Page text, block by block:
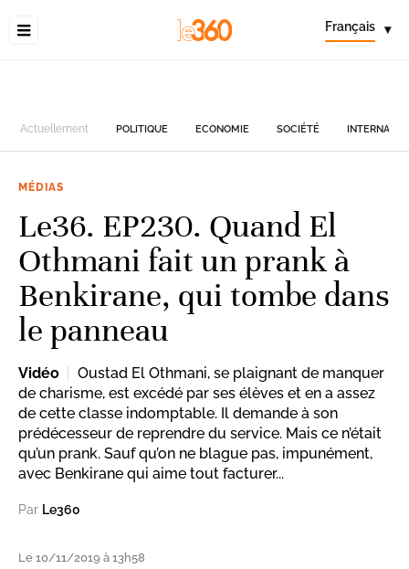
Français ▾
Actuellement POLITIQUE ECONOMIE SOCIÉTÉ
MÉDIAS
Le36. EP230. Quand El
Othmani fait un prank à
Benkirane, qui tombe dans
le panneau
Vidéo
Oustad El Othmani, se plaignant de manquer
de charisme, est excédé par ses élèves et en a assez
de cette classe indomptable. Il demande à son
prédécesseur de reprendre du service. Mais ce n’était
qu’un prank. Sauf qu’on ne blague pas, impunément,
avec Benkirane qui aime tout facturer...
Par Le360
Le 10/11/2019 à 13h58